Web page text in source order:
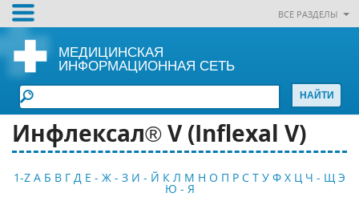
ВСЕ РАЗДЕЛЫ
МЕДИЦИНСКАЯ
ИНФОРМАЦИОННАЯ СЕТЬ
Инфлексал® V (Inflexal V)
1-Z А Б В Г Д Е - Ж - З И - Й К Л М Н О П Р С Т У Ф Х Ц Ч - Щ Э
Ю - Я